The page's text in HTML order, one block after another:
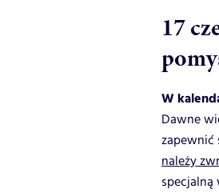
17
W
Dawne
zapewnić
należy
specjalną